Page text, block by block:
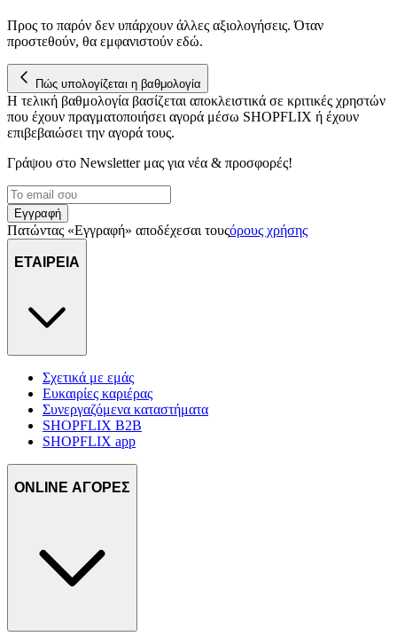
Προς το παρόν δεν υπάρχουν άλλες αξιολογήσεις. Όταν
προστεθούν, θα εμφανιστούν εδώ.
Πώς υπολογίζεται η βαθμολογία
Η τελική βαθμολογία βασίζεται αποκλειστικά σε κριτικές χρηστών
που έχουν πραγματοποιήσει αγορά μέσω SHOPFLIX ή έχουν
επιβεβαιώσει την αγορά τους.
Γράψου στο Νewsletter μας για νέα & προσφορές!
Εγγραφή
Πατώντας «Εγγραφή» αποδέχεσαι τουςόρους χρήσης
ΕΤΑΙΡΕΙΑ
Σχετικά με εμάς
Ευκαιρίες καριέρας
Συνεργαζόμενα καταστήματα
SHOPFLIX B2B
SHOPFLIX app
ONLINE ΑΓΟΡΕΣ